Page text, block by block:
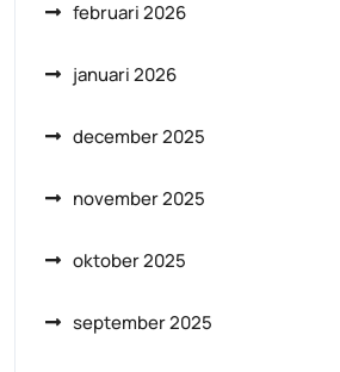
februari 2026
januari 2026
december 2025
november 2025
oktober 2025
september 2025